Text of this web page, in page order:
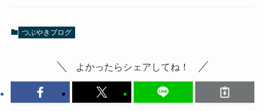
つぶやきブログ
よかったらシェアしてね！